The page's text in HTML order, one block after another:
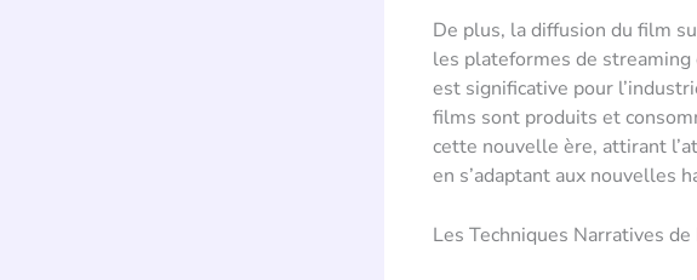
De plus, la diffusion du film
les plateformes de
est significative pour
films sont produits et
cette nouvelle ère, attirant
en s’adaptant aux nouvelles
Les Techniques Narratives de